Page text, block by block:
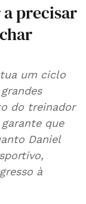
precisar
um ciclo
do treinador
que
Daniel
à